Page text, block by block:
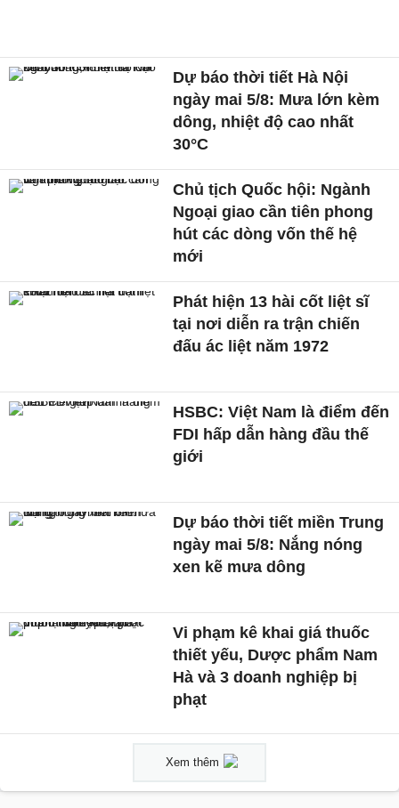
Dự báo thời tiết Hà Nội
ngày mai 5/8: Mưa lớn kèm
dông, nhiệt độ cao nhất
30°C
Chủ tịch Quốc hội: Ngành
Ngoại giao cần tiên phong
hút các dòng vốn thế hệ
mới
Phát hiện 13 hài cốt liệt sĩ
tại nơi diễn ra trận chiến
đấu ác liệt năm 1972
HSBC: Việt Nam là điểm đến
FDI hấp dẫn hàng đầu thế
giới
Dự báo thời tiết miền Trung
ngày mai 5/8: Nắng nóng
xen kẽ mưa dông
Vi phạm kê khai giá thuốc
thiết yếu, Dược phẩm Nam
Hà và 3 doanh nghiệp bị
phạt
Xem thêm